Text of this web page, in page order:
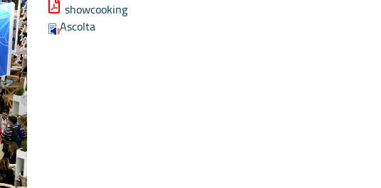
showcooking
Ascolta